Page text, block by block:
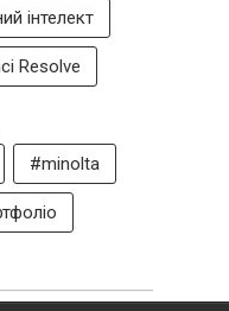
інтелект
Resolve
#minolta